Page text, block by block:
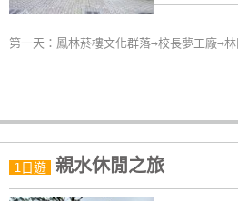
第一天：鳳林菸樓文化群落→校長夢工廠→
1日遊 親水休閒之旅